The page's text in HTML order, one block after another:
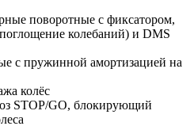
поворотные с фиксатором,
колебаний) и DMS
с пружинной амортизацией на
колёс
STOP/GO, блокирующий